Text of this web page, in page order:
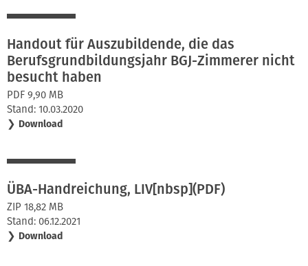
Handout für Auszubildende, die das
Berufsgrundbildungsjahr BGJ-Zimmerer nicht
besucht haben
PDF 9,90 MB
Stand: 10.03.2020
❯ Download
ÜBA-Handreichung, LIV[nbsp](PDF)
ZIP 18,82 MB
Stand: 06.12.2021
❯ Download